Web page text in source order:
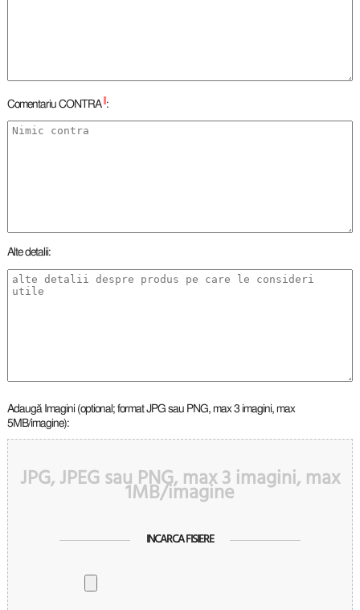
Comentariu CONTRA :
Alte detalii:
Adaugă Imagini (optional; format JPG sau PNG, max 3 imagini, max
5MB/imagine):
JPG, JPEG sau PNG, max 3 imagini, max
1MB/imagine
INCARCA FISIERE